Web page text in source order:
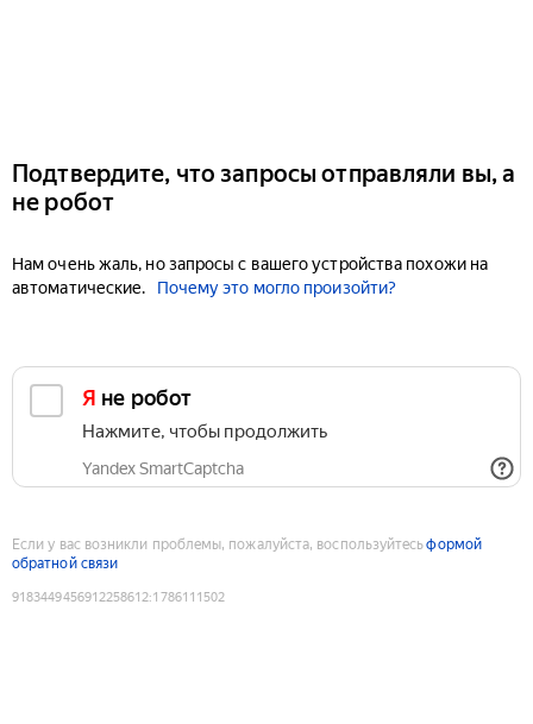
Подтвердите, что запросы отправляли вы, а
не робот
Нам очень жаль, но запросы с вашего устройства похожи на
автоматические.
Почему это могло произойти?
Я не робот
Нажмите, чтобы продолжить
Yandex SmartCaptcha
Если у вас возникли проблемы, пожалуйста, воспользуйтесьформой
обратной связи
9183449456912258612:1786111502